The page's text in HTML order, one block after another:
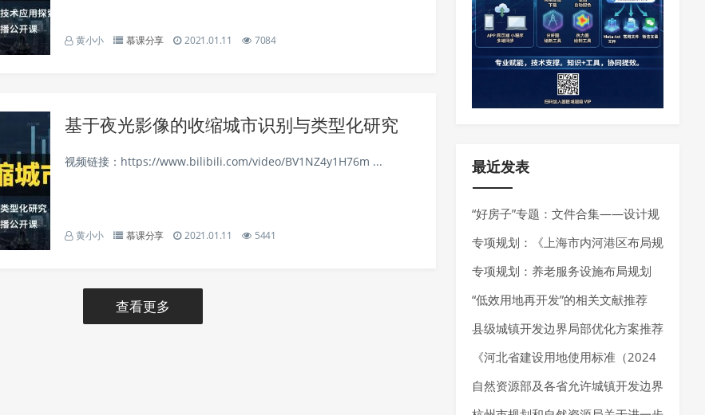
黄小小 慕课分享 2021.01.11 7084
基于夜光影像的收缩城市识别与类型化研究
视频链接：https://www.bilibili.com/video/BV1NZ4y1H76m ...
黄小小 慕课分享 2021.01.11 5441
查看更多
最近发表
“好房子”专题：文件合集——设计规
范、技术指南、技术导则
专项规划：《上海市内河港区布局规
划（2025-2035年）》发布
专项规划：养老服务设施布局规划
——最新指南请参考《养老服务设施
布局规划编制技术指南（试行）（2
025年7月）》
“低效用地再开发”的相关文献推荐
县级城镇开发边界局部优化方案推荐
《河北省建设用地使用标准（2024
年版）》发布，确定10大类、55个
自然资源部及各省允许城镇开发边界